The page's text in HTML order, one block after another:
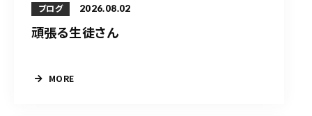
ブログ 2026.08.02
頑張る生徒さん
MORE